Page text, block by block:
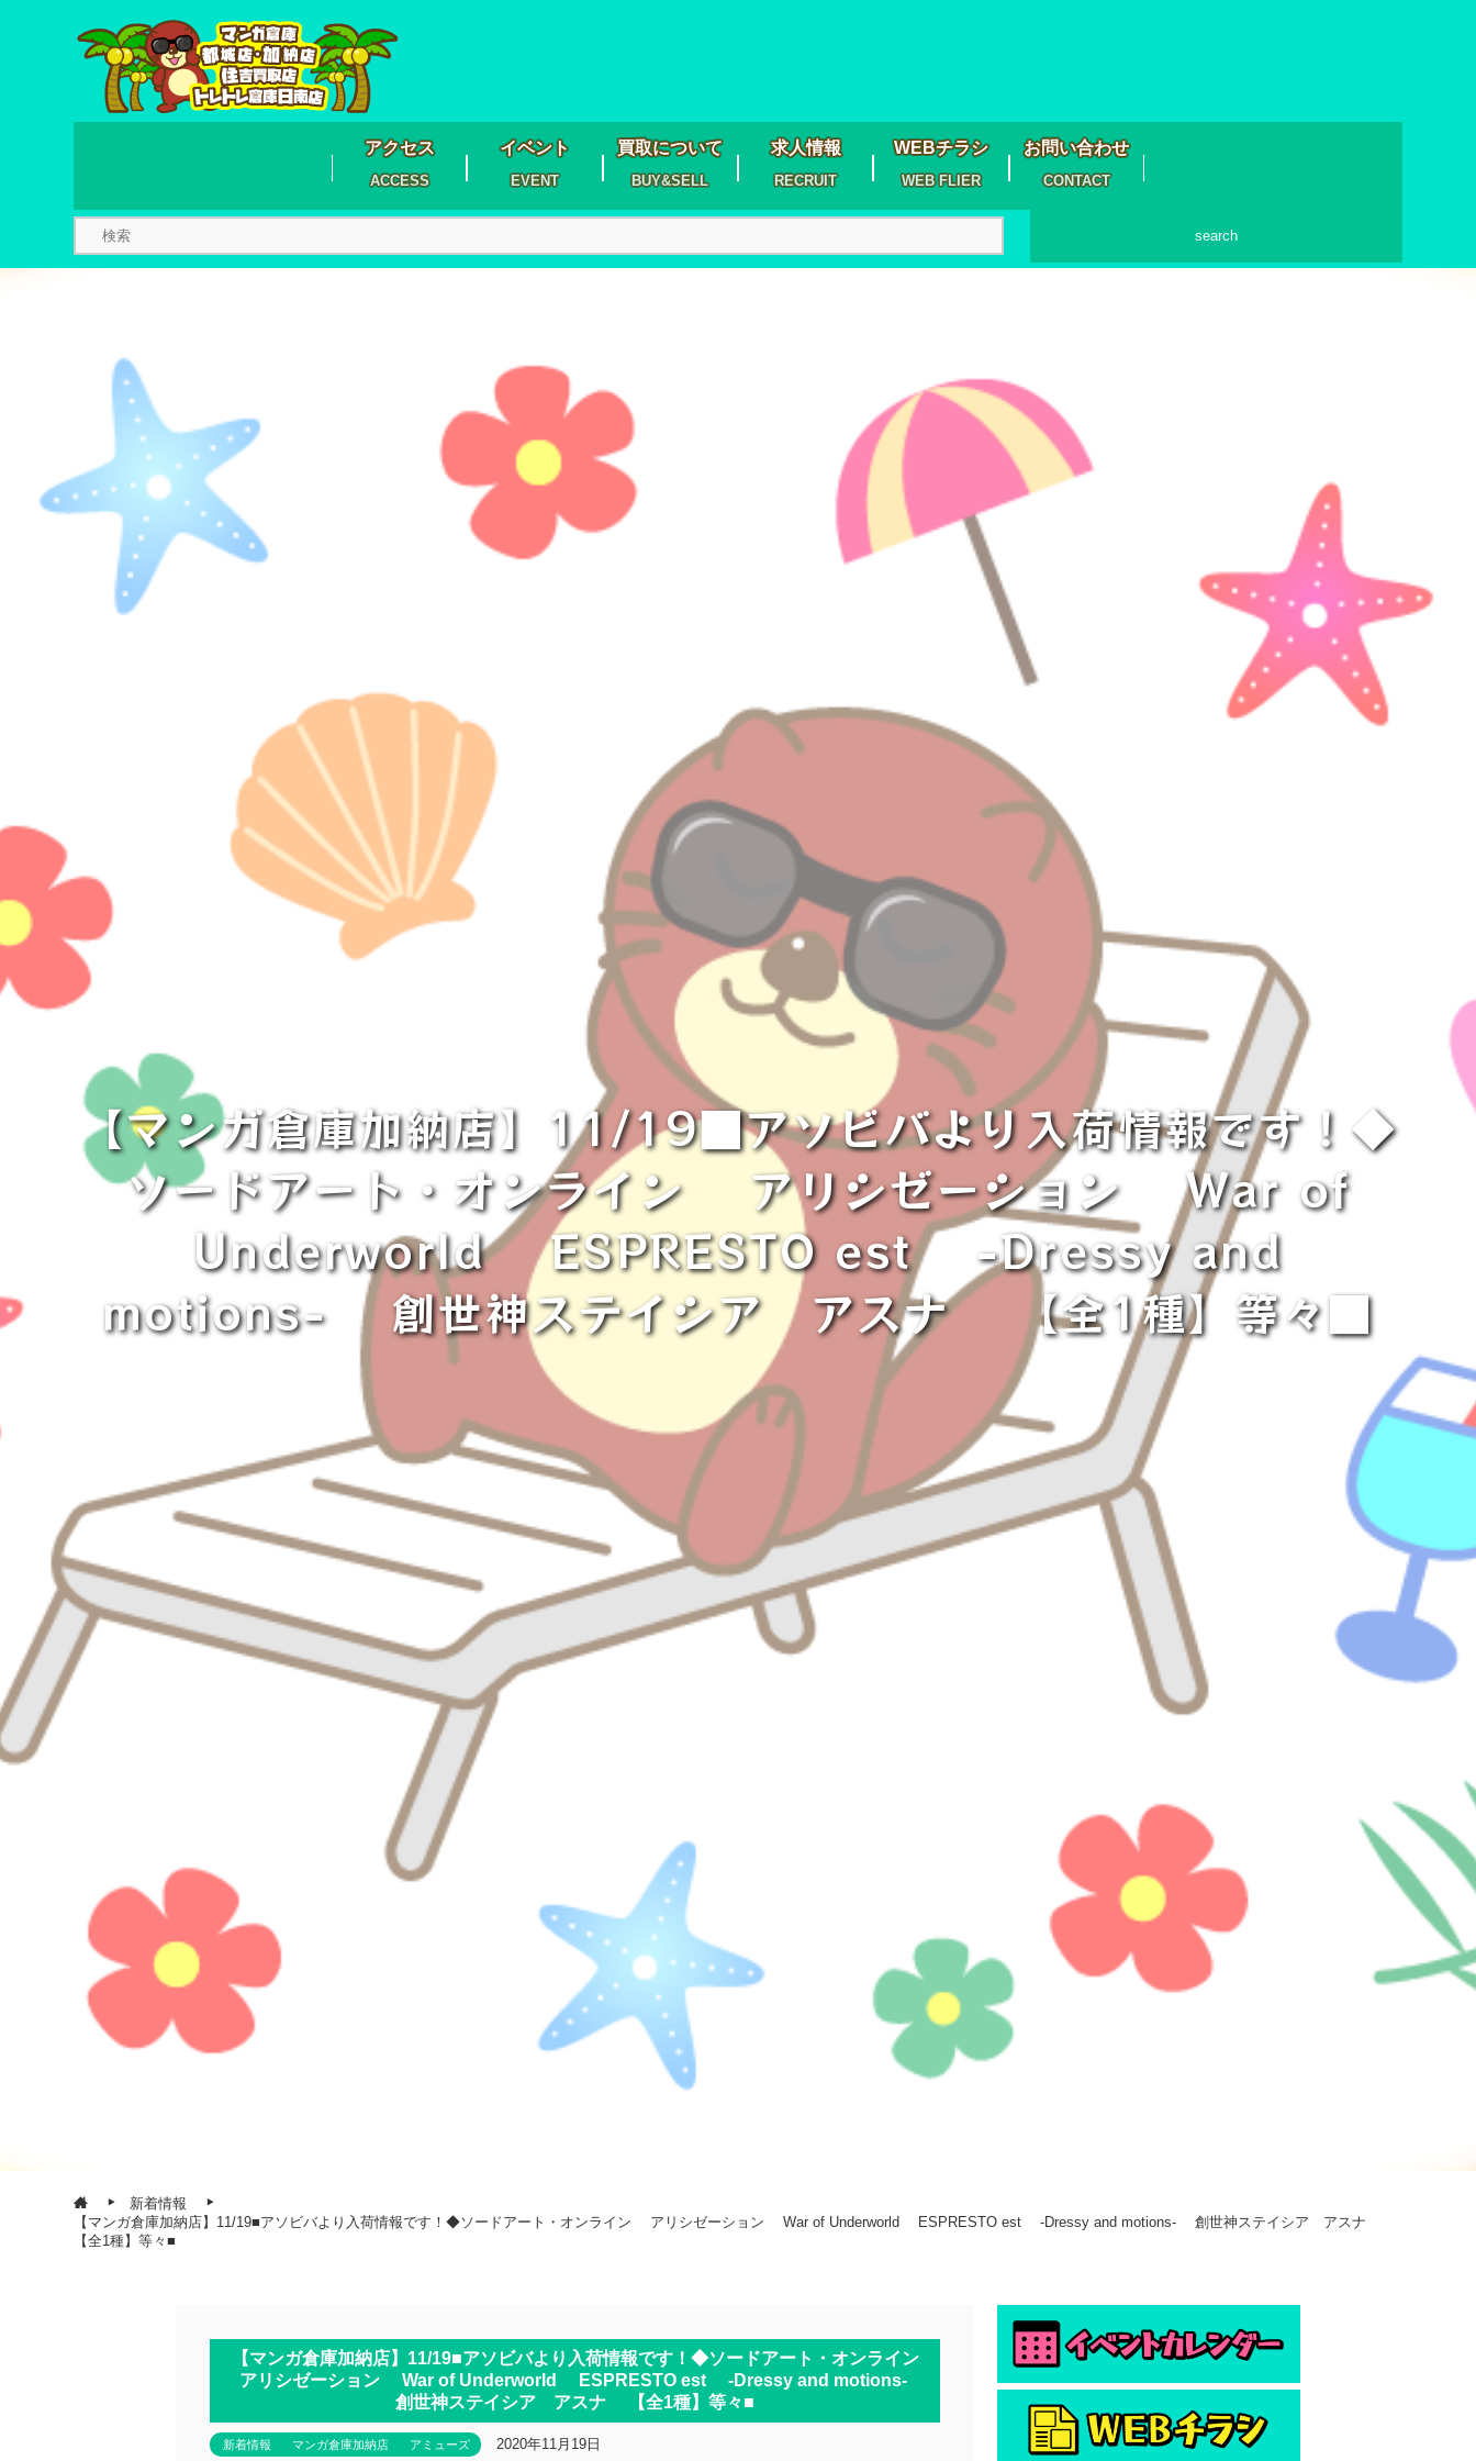
アクセス
ACCESS
イベント
EVENT
買取について
BUY&SELL
求人情報
RECRUIT
WEBチラシ
WEB FLIER
お問い合わせ
CONTACT
search
【マンガ倉庫加納店】11/19■アソビバより入荷情報です！◆
ソードアート・オンライン アリシゼーション War of
Underworld ESPRESTO est -Dressy and
motions- 創世神ステイシア アスナ 【全1種】等々■
新着情報
【マンガ倉庫加納店】11/19■アソビバより入荷情報です！◆ソードアート・オンライン アリシゼーション War of Underworld ESPRESTO est -Dressy and motions- 創世神ステイシア アスナ
【全1種】等々■
【マンガ倉庫加納店】11/19■アソビバより入荷情報です！◆ソードアート・オンライン
アリシゼーション War of Underworld ESPRESTO est -Dressy and motions-
創世神ステイシア アスナ 【全1種】等々■
新着情報 マンガ倉庫加納店 アミューズ 2020年11月19日